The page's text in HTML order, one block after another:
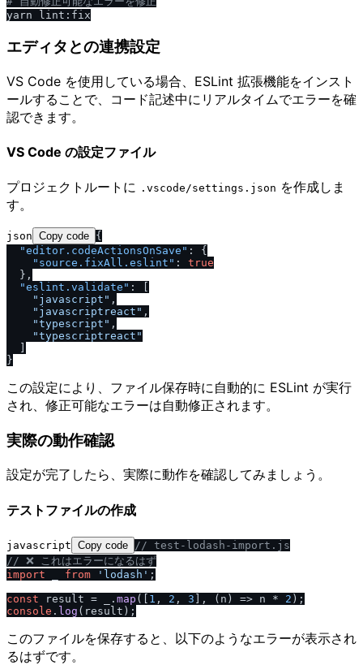
エディタとの連携設定
VS Code を使用している場合、ESLint 拡張機能をインスト
ールすることで、コード記述中にリアルタイムでエラーを確
認できます。
VS Code の設定ファイル
プロジェクトルートに .vscode​/​settings.json を作成しま
す。
json Copy code {
"editor.codeActionsOnSave" :
{
"source.fixAll.eslint" :
true
} ,
"eslint.validate" :
"javascript" ,
"javascriptreact" ,
"typescript" ,
"typescriptreact"
}
この設定により、ファイル保存時に自動的に ESLint が実行
され、修正可能なエラーは自動修正されます。
実際の動作確認
設定が完了したら、実際に動作を確認してみましょう。
テストファイルの作成
javascript Copy code // test-lodash-import.js
// ❌ これはエラーになるはず
import
from 'lodash' ;
const result = _. map ([ 1 , 2 , 3 ], ( n ) => n * 2
console . log
このファイルを保存すると、以下のようなエラーが表示され
るはずです。